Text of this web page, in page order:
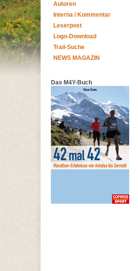
Autoren
Interna / Kommentar
Leserpost
Logo-Download
Trail-Suche
NEWS MAGAZIN
Das M4Y-Buch